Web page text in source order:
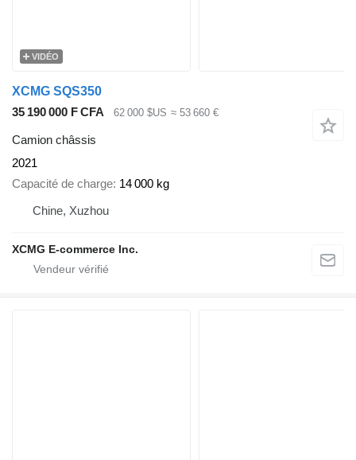
VIDÉO
XCMG SQS350
35 190 000 F CFA
62 000 $US ≈ 53 660 €
Camion châssis
2021
Capacité de charge 14 000 kg
Chine, Xuzhou
XCMG E-commerce Inc.